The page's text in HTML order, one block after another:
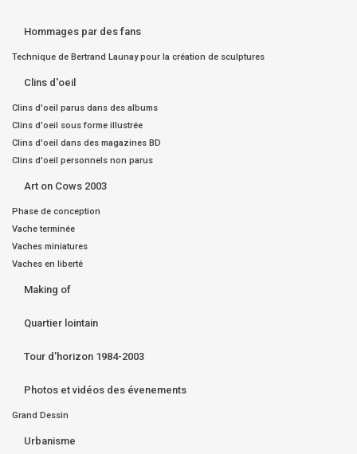
Hommages par des fans
Technique de Bertrand Launay pour la création de sculptures
Clins d'oeil
Clins d'oeil parus dans des albums
Clins d'oeil sous forme illustrée
Clins d'oeil dans des magazines BD
Clins d'oeil personnels non parus
Art on Cows 2003
Phase de conception
Vache terminée
Vaches miniatures
Vaches en liberté
Making of
Quartier lointain
Tour d'horizon 1984-2003
Photos et vidéos des évenements
Grand Dessin
Urbanisme